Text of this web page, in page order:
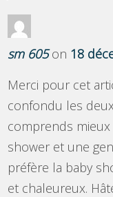
sm 605on 18
Merci pour cet
confondu les
comprends
shower et une
préfère la baby
et chaleureux.